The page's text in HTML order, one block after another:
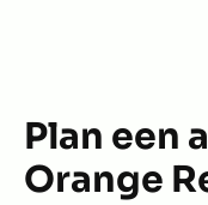
Plan een
Orange